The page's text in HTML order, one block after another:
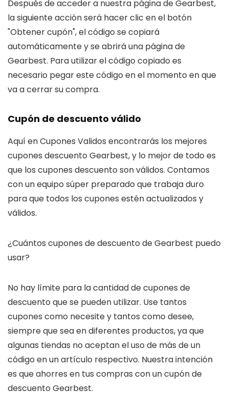
Después de acceder a nuestra página de Gearbest,
la siguiente acción será hacer clic en el botón
"Obtener cupón", el código se copiará
automáticamente y se abrirá una página de
Gearbest. Para utilizar el código copiado es
necesario pegar este código en el momento en que
va a cerrar su compra.
Cupón de descuento válido
Aquí en Cupones Validos encontrarás los mejores
cupones descuento Gearbest, y lo mejor de todo es
que los cupones descuento son válidos. Contamos
con un equipo súper preparado que trabaja duro
para que todos los cupones estén actualizados y
válidos.
¿Cuántos cupones de descuento de Gearbest puedo
usar?
No hay límite para la cantidad de cupones de
descuento que se pueden utilizar. Use tantos
cupones como necesite y tantos como desee,
siempre que sea en diferentes productos, ya que
algunas tiendas no aceptan el uso de más de un
código en un artículo respectivo. Nuestra intención
es que ahorres en tus compras con un cupón de
descuento Gearbest.